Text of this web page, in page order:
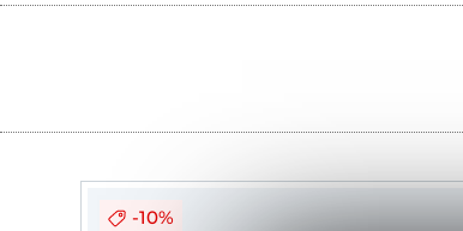
-10%